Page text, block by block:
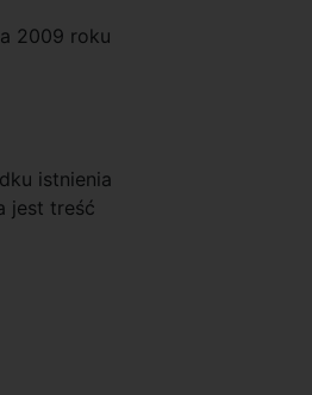
2009 roku
istnienia
jest treść